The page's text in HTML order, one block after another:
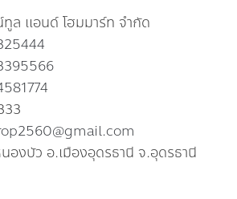
แอนด์ โฮมมาร์ท จำกัด
งบัว อ.เมืองอุดรธานี จ.อุดรธานี